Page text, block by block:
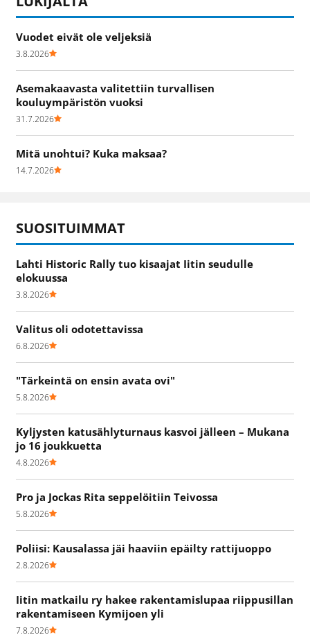
Vuodet eivät ole veljeksiä
3.8.2026
Asemakaavasta valitettiin turvallisen
kouluympäristön vuoksi
31.7.2026
Mitä unohtui? Kuka maksaa?
14.7.2026
SUOSITUIMMAT
Lahti Historic Rally tuo kisaajat Iitin seudulle
elokuussa
3.8.2026
Valitus oli odotettavissa
6.8.2026
"Tärkeintä on ensin avata ovi"
5.8.2026
Kyljysten katusählyturnaus kasvoi jälleen – Mukana
jo 16 joukkuetta
4.8.2026
Pro ja Jockas Rita seppelöitiin Teivossa
5.8.2026
Poliisi: Kausalassa jäi haaviin epäilty rattijuoppo
2.8.2026
Iitin matkailu ry hakee rakentamislupaa riippusillan
rakentamiseen Kymijoen yli
7.8.2026